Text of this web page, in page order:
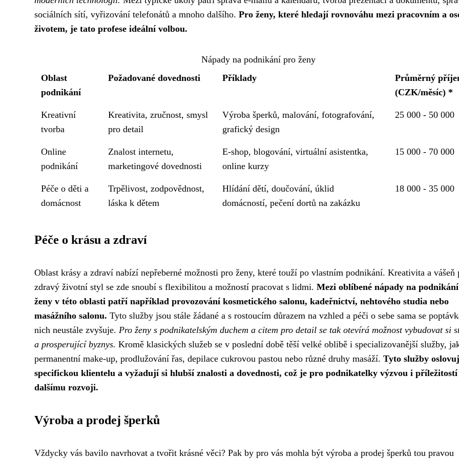
sociálních sítí, vyřizování telefonátů a mnoho dalšího. Pro ženy, které hledají rovnováhu mezi pracovním a
životem, je tato profese ideální volbou.
Nápady na podnikání pro ženy
Oblast
podnikání
Požadované dovednosti Příklady
Průměrný
(CZK/měsíc) *
Kreativní
tvorba
Kreativita, zručnost, smysl
pro detail
Výroba šperků, malování, fotografování,
grafický design
25 000 - 50 000
Online
podnikání
Znalost internetu,
marketingové dovednosti
E-shop, blogování, virtuální asistentka,
online kurzy
15 000 - 70 000
Péče o děti a
domácnost
Trpělivost, zodpovědnost,
láska k dětem
Hlídání dětí, doučování, úklid
domácností, pečení dortů na zakázku
18 000 - 35 000
Péče o krásu a zdraví
Oblast krásy a zdraví nabízí nepřeberné možnosti pro ženy, které touží po vlastním podnikání. Kreativita a vášeň
zdravý životní styl se zde snoubí s flexibilitou a možností pracovat s lidmi. Mezi oblíbené nápady na
ženy v této oblasti patří například provozování kosmetického salonu, kadeřnictví, nehtového studia nebo
masážního salonu. Tyto služby jsou stále žádané a s rostoucím důrazem na vzhled a péči o sebe sama se
nich neustále zvyšuje. Pro ženy s podnikatelským duchem a citem pro detail se tak otevírá možnost vybudovat si
a prosperující byznys. Kromě klasických služeb se v poslední době těší velké oblibě i specializovanější služby,
permanentní make-up, prodlužování řas, depilace cukrovou pastou nebo různé druhy masáží. Tyto služby
specifickou klientelu a vyžadují si hlubší znalosti a dovednosti, což je pro podnikatelky výzvou i
dalšímu rozvoji.
Výroba a prodej šperků
Vždycky vás bavilo navrhovat a tvořit krásné věci? Pak by pro vás mohla být výroba a prodej šperků tou pravou